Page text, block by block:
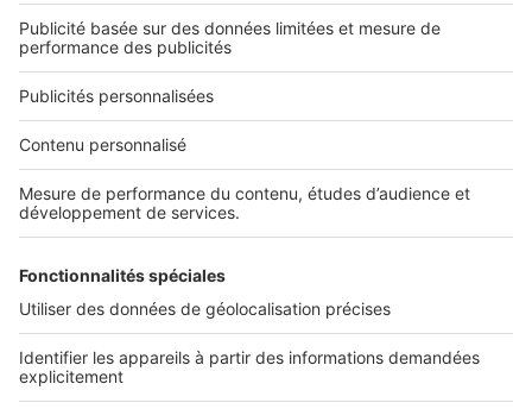
Nous contacter
Nous recrutons
NOS APPLICATIONS
Découvrez nos applications
Tous nos services pro
Accès client
À DÉCOUVRIR